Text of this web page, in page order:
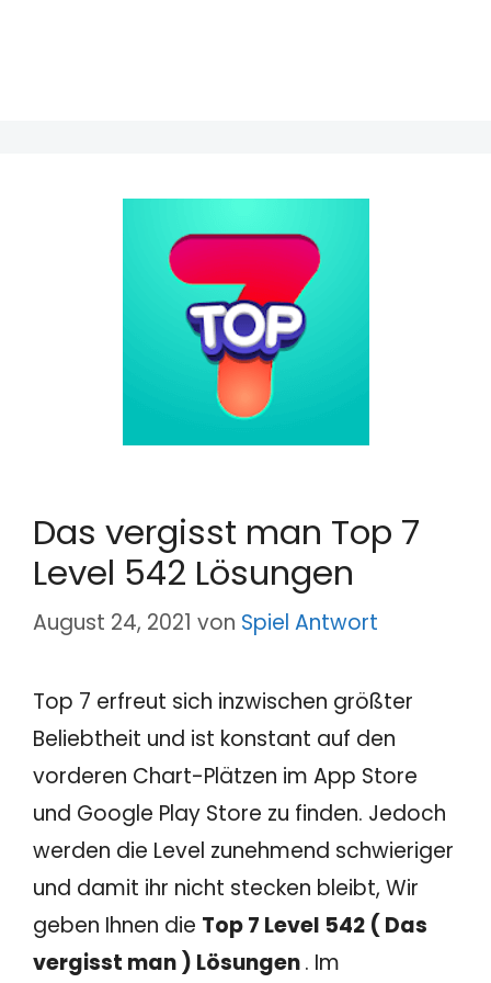
Das vergisst man Top 7
Level 542 Lösungen
August 24, 2021 von Spiel Antwort
Top 7 erfreut sich inzwischen größter
Beliebtheit und ist konstant auf den
vorderen Chart-Plätzen im App Store
und Google Play Store zu finden. Jedoch
werden die Level zunehmend schwieriger
und damit ihr nicht stecken bleibt, Wir
geben Ihnen die Top 7 Level 542 ( Das
vergisst man ) Lösungen. Im